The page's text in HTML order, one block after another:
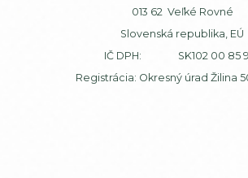
013 62 Veľké Rovné
Slovenská republika, EÚ
IČ DPH: SK102 00 85
Registrácia: Okresný úrad Žilina